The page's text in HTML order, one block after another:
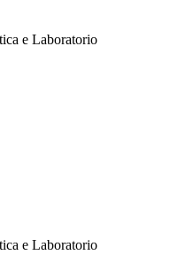
e Laboratorio
e Laboratorio